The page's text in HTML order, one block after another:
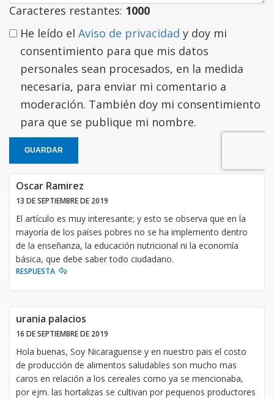
Caracteres restantes: 1000
He leído el Aviso de privacidad y doy mi
consentimiento para que mis datos
personales sean procesados, en la medida
necesaria, para enviar mi comentario a
moderación. También doy mi consentimiento
para que se publique mi nombre.
GUARDAR
Oscar Ramirez
13 DE SEPTIEMBRE DE 2019
El artículo es muy interesante; y esto se observa que en la
mayoría de los países pobres no se ha implemento dentro
de la enseñanza, la educación nutricional ni la economía
básica, que debe saber todo ciudadano.
RESPUESTA
urania palacios
16 DE SEPTIEMBRE DE 2019
Hola buenas, Soy Nicaraguense y en nuestro pais el costo
de producción de alimentos saludables son mucho mas
caros en relación a los cereales como ya se mencionaba,
por ejm. las hortalizas se cultivan por pequenos productores